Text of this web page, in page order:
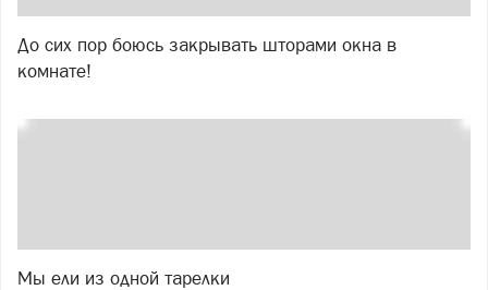
До сих пор боюсь закрывать шторами окна в
комнате!
Мы ели из одной тарелки